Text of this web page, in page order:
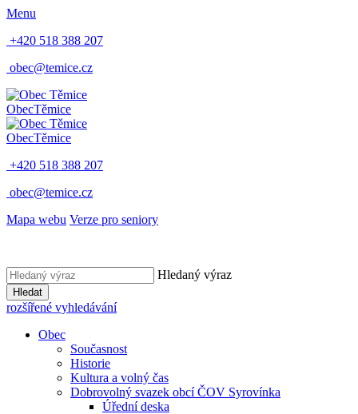
Menu
+420 518 388 207
obec@temice.cz
ObecTěmice
ObecTěmice
+420 518 388 207
obec@temice.cz
Mapa webu Verze pro seniory
Hledaný výraz
Hledat
rozšířené vyhledávání
Obec
Současnost
Historie
Kultura a volný čas
Dobrovolný svazek obcí ČOV Syrovínka
Úřední deska